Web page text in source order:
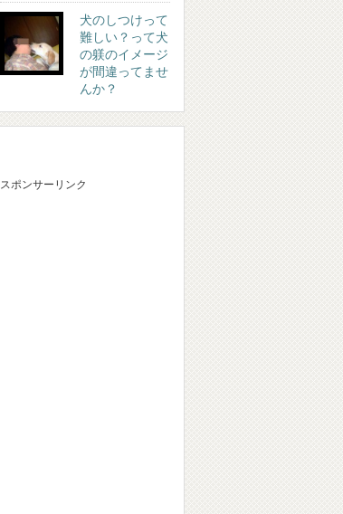
犬のしつけって
難しい？って犬
の躾のイメージ
が間違ってませ
んか？
スポンサーリンク